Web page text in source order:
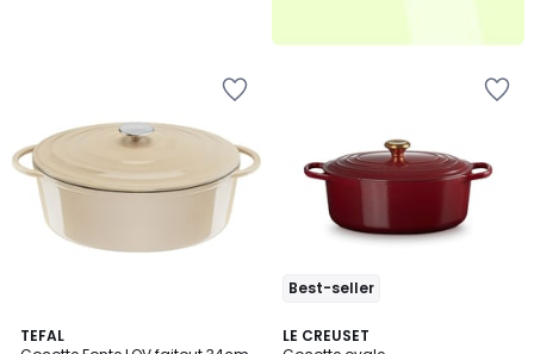
TEFAL
3,9
Best-seller
LE CREUSET